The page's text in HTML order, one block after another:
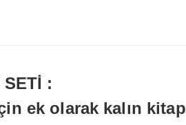
:
ek olarak kalın kitap